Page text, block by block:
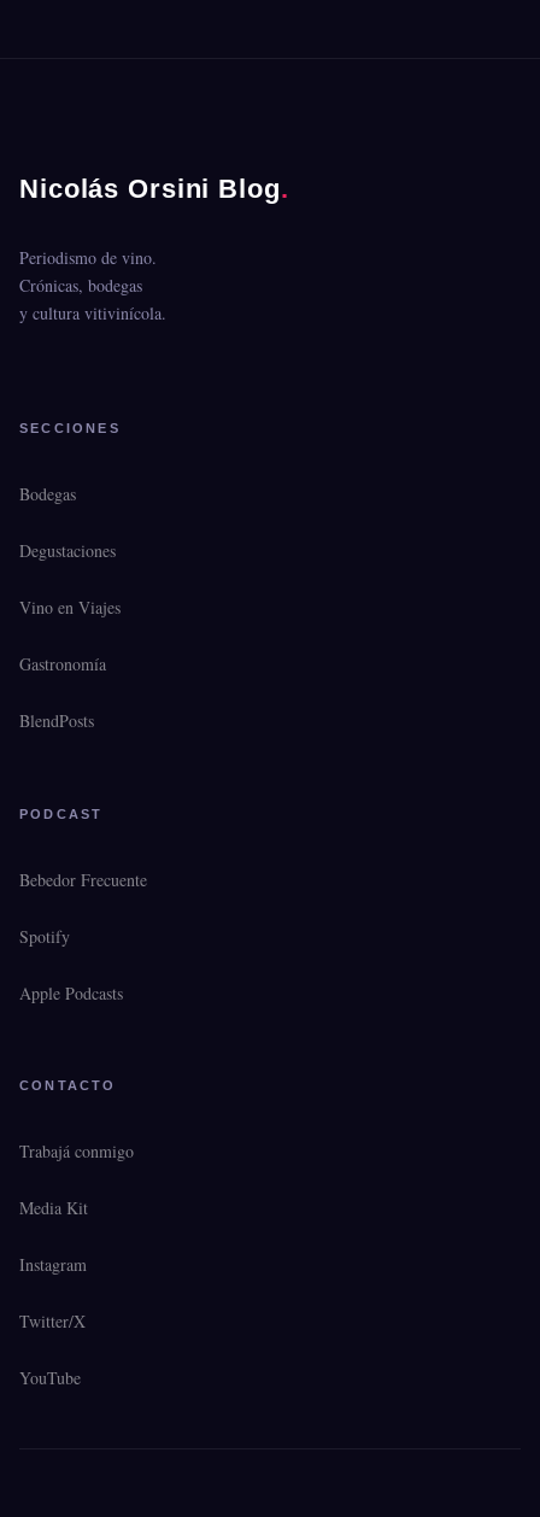
Nicolás Orsini Blog.
Periodismo de vino.
Crónicas, bodegas
y cultura vitivinícola.
SECCIONES
Bodegas
Degustaciones
Vino en Viajes
Gastronomía
BlendPosts
PODCAST
Bebedor Frecuente
Spotify
Apple Podcasts
CONTACTO
Trabajá conmigo
Media Kit
Instagram
Twitter/X
YouTube